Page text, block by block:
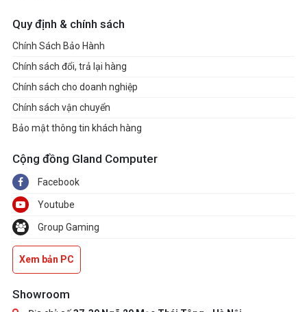
Quy định & chính sách
Chính Sách Bảo Hành
Chính sách đổi, trả lại hàng
Chính sách cho doanh nghiệp
Chính sách vận chuyển
Bảo mật thông tin khách hàng
Cộng đồng Gland Computer
Facebook
Youtube
Group Gaming
Xem bản PC
Showroom